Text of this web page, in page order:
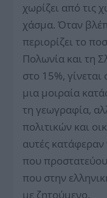
χωρίζει από τις
χάσμα. Όταν
περιορίζει το
Πολωνία και τη
στο 15%,
μια μοιραία
τη γεωγραφία,
πολιτικών και
αυτές κατάφεραν
που
που στην
με ζητούμενο.